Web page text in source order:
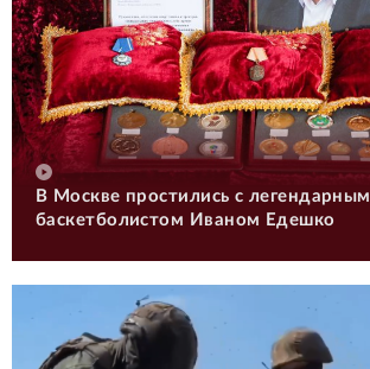
В Москве простились с легендарным
баскетболистом Иваном Едешко